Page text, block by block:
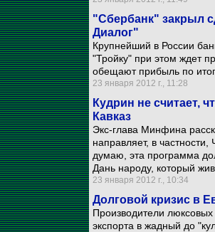
"Сбербанк" закрыл
Диалог"
Крупнейший в России
"Тройку" при этом ждет
обещают прибыль по
23 января 2012 г., 11:28
Кудрин не считает,
Кавказ
Экс-глава Минфина
направляет, в
думаю, эта программа
Дань народу, который
23 января 2012 г., 10:34
Долговой кризис в
Производители люксовых
экспорта в жадный до